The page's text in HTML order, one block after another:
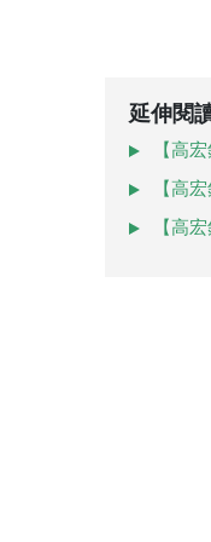
延伸閱
【高
【高
【高